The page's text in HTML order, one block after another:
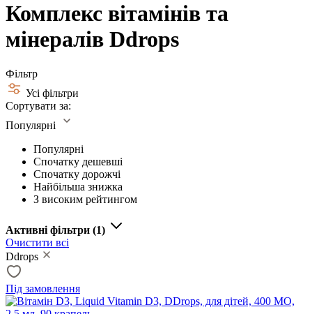
Комплекс вітамінів та
мінералів Ddrops
Фільтр
Усі фільтри
Сортувати за:
Популярні
Популярні
Спочатку дешевші
Спочатку дорожчі
Найбільша знижка
З високим рейтингом
Активні фільтри (1)
Очистити всі
Ddrops
Під замовлення